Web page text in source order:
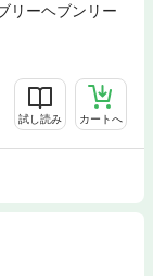
リーヘブンリー
試し読み カートへ